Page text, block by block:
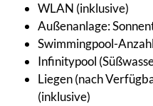
WLAN (inklusive)
Außenanlage:
Swimmingpool-
Infinitypool
Liegen (nach
(inklusive)